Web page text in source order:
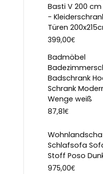
Basti V 200
-
Türen
399,00€
Badmöbel
Badschrank
Schrank
Wenge weiß
87,81€
Schlafsofa
Stoff Poso
975,00€